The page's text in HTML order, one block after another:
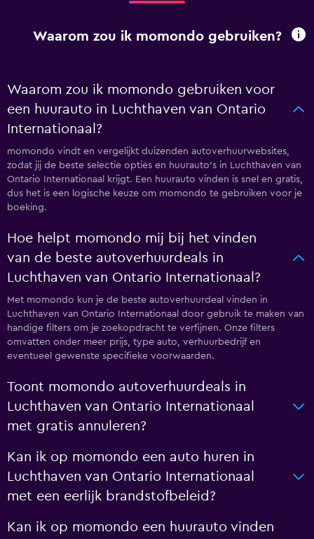
Waarom zou ik momondo gebruiken?
Waarom zou ik momondo gebruiken voor
een huurauto in Luchthaven van Ontario
Internationaal?
momondo vindt en vergelijkt duizenden autoverhuurwebsites,
zodat jij de beste selectie opties en huurauto's in Luchthaven van
Ontario Internationaal krijgt. Een huurauto vinden is snel en gratis,
dus het is een logische keuze om momondo te gebruiken voor je
boeking.
Hoe helpt momondo mij bij het vinden
van de beste autoverhuurdeals in
Luchthaven van Ontario Internationaal?
Met momondo kun je de beste autoverhuurdeal vinden in
Luchthaven van Ontario Internationaal door gebruik te maken van
handige filters om je zoekopdracht te verfijnen. Onze filters
omvatten onder meer prijs, type auto, verhuurbedrijf en
eventueel gewenste specifieke voorwaarden.
Toont momondo autoverhuurdeals in
Luchthaven van Ontario Internationaal
met gratis annuleren?
Kan ik op momondo een auto huren in
Luchthaven van Ontario Internationaal
met een eerlijk brandstofbeleid?
Kan ik op momondo een huurauto vinden